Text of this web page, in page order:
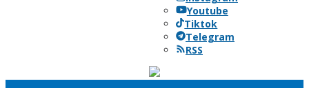
Youtube
Tiktok
Telegram
RSS